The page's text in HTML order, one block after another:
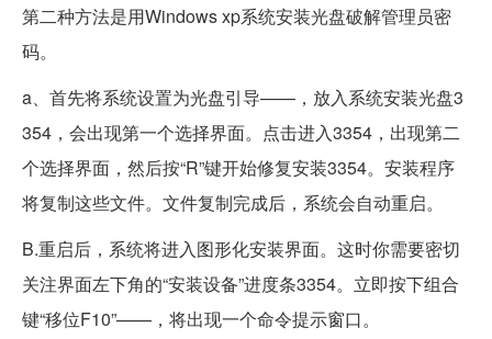
第二种方法是用Windows xp系统安装光盘破解管理员密
码。
a、首先将系统设置为光盘引导——，放入系统安装光盘3
354，会出现第一个选择界面。点击进入3354，出现第二
个选择界面，然后按“R”键开始修复安装3354。安装程序
将复制这些文件。文件复制完成后，系统会自动重启。
B.重启后，系统将进入图形化安装界面。这时你需要密切
关注界面左下角的“安装设备”进度条3354。立即按下组合
键“移位F10”——，将出现一个命令提示窗口。